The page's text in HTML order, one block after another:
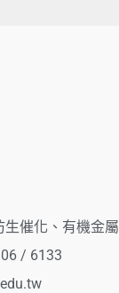
生催化、有機金屬
/ 6133